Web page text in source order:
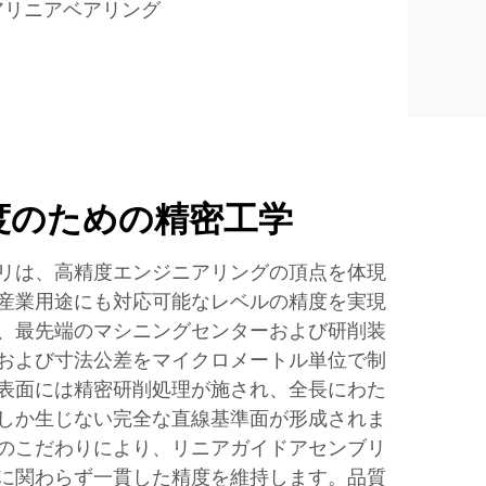
リニアベアリング
のための精密工学
は、高精度エンジニアリングの頂点を体現
業用途にも対応可能なレベルの精度を実現
最先端のマシニングセンターおよび研削装
よび寸法公差をマイクロメートル単位で制
面には精密研削処理が施され、全長にわた
か生じない完全な直線基準面が形成されま
こだわりにより、リニアガイドアセンブリ
関わらず一貫した精度を維持します。品質